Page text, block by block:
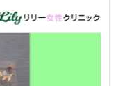
る方がよく来店して下さい
り、服が好きだから』だそ
いことだと思います！ 【Vanii
服を見ていると、ふわーっ
私は服を置いているだけ。』⇩
作りを目指しています。』普